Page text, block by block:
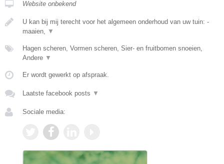
Website onbekend
U kan bij mij terecht voor het algemeen onderhoud van uw tuin: -
maaien, ▼
Hagen scheren, Vormen scheren, Sier- en fruitbomen snoeien,
Andere ▼
Er wordt gewerkt op afspraak.
Laatste facebook posts ▼
Sociale media: